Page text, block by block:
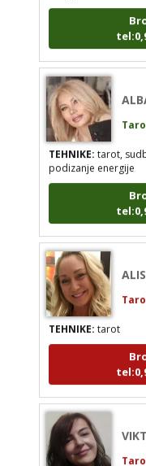
TEHNIKE:tarot,
molitve, podizanje
TEHNIKE: tarot
TEHNIKE:tarot,
podizanje energije
TEHNIKE:tarot